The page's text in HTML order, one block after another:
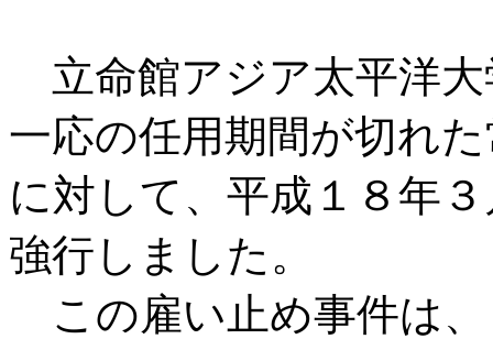
立命館アジア太平洋大
一応の任用期間が切れ
に対して、平成１８年
強行しました。
この雇い止め事件は